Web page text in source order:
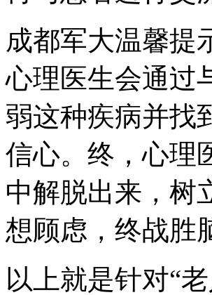
成都军大温馨提
心理医生会通过
弱这种疾病并找
信心。终，心理
中解脱出来，树
想顾虑，终战胜
以上就是针对“